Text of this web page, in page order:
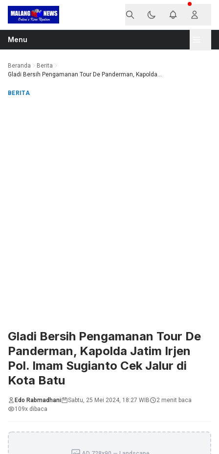
Langsung ke konten
Menu
Beranda
Berita
Gladi Bersih Pengamanan Tour De Panderman, Kapolda...
BERITA
Gladi Bersih Pengamanan Tour De
Panderman, Kapolda Jatim Irjen
Pol. Imam Sugianto Cek Jalur di
Kota Batu
Edo Rabmadhani Sabtu, 25 Mei 2024, 18:27 WIB
2 menit baca
109x dibaca